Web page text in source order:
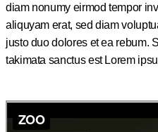
diam nonumy eirmod tempor
aliquyam erat, sed diam
justo duo dolores et ea rebum.
takimata sanctus est Lorem